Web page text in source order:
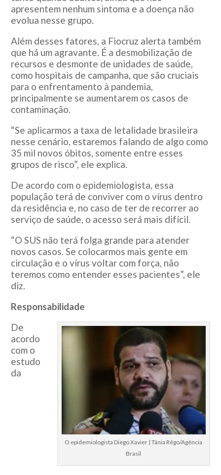
apresentem nenhum sintoma e a doença não
evolua nesse grupo.
Além desses fatores, a Fiocruz alerta também
que há um agravante. É a desmobilização de
recursos e desmonte de unidades de saúde,
como hospitais de campanha, que são cruciais
para o enfrentamento à pandemia,
principalmente se aumentarem os casos de
contaminação.
“Se aplicarmos a taxa de letalidade brasileira
nesse cenário, estaremos falando de algo como
35 mil novos óbitos, somente entre esses
grupos de risco”, ele explica.
De acordo com o epidemiologista, essa
população terá de conviver com o vírus dentro
da residência e, no caso de ter de recorrer ao
serviço de saúde, o acesso será mais difícil.
“O SUS não terá folga grande para atender
novos casos. Se colocarmos mais gente em
circulação e o vírus voltar com força, não
teremos como entender esses pacientes”, ele
diz.
Responsabilidade
O epidemiologista Diego Xavier | Tânia Rêgo/Agência
Brasil
De
acordo
com o
estudo
da